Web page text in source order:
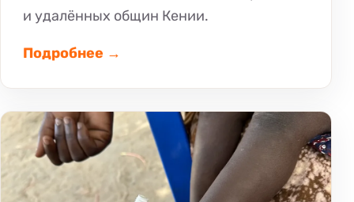
и удалённых общин Кении.
Подробнее →